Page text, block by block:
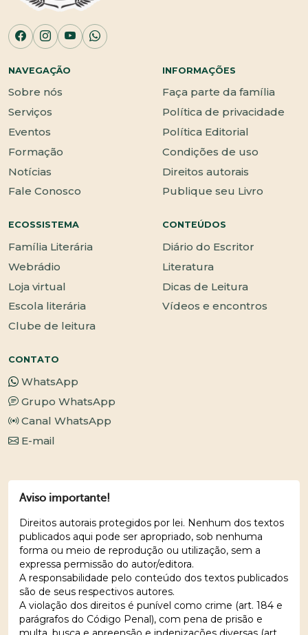
NAVEGAÇÃO
Sobre nós
Serviços
Eventos
Formação
Notícias
Fale Conosco
INFORMAÇÕES
Faça parte da família
Política de privacidade
Política Editorial
Condições de uso
Direitos autorais
Publique seu Livro
ECOSSISTEMA
Família Literária
Webrádio
Loja virtual
Escola literária
Clube de leitura
CONTEÚDOS
Diário do Escritor
Literatura
Dicas de Leitura
Vídeos e encontros
CONTATO
WhatsApp
Grupo WhatsApp
Canal WhatsApp
E-mail
Aviso importante!
Direitos autorais protegidos por lei. Nenhum dos textos
publicados aqui pode ser apropriado, sob nenhuma
forma ou meio de reprodução ou utilização, sem a
expressa permissão do autor/editora.
A responsabilidade pelo conteúdo dos textos publicados
são de seus respectivos autores.
A violação dos direitos é punível como crime (art. 184 e
parágrafos do Código Penal), com pena de prisão e